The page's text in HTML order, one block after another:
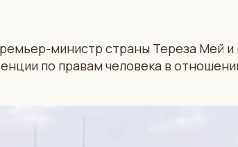
министр страны Тереза Мей
по правам человека в